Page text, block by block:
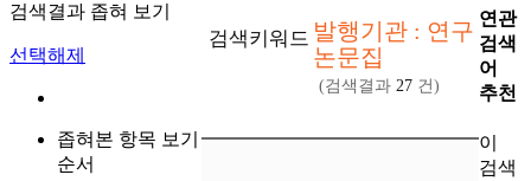
검색결과 좁혀 보기
선택해제
좁혀본 항목 보기
순서
검색키워드 발행기관 : 연구
논문집
(검색결과 27 건)
연관
검색
어
추천
이
검색